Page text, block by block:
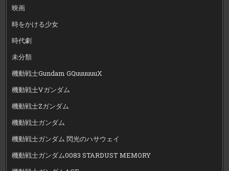
映画
時をかける少女
時代劇
未分類
機動戦士Gundam GQuuuuuuX
機動戦士Vガンダム
機動戦士Zガンダム
機動戦士ガンダム
機動戦士ガンダム 閃光のハサウェイ
機動戦士ガンダム0083 STARDUST MEMORY